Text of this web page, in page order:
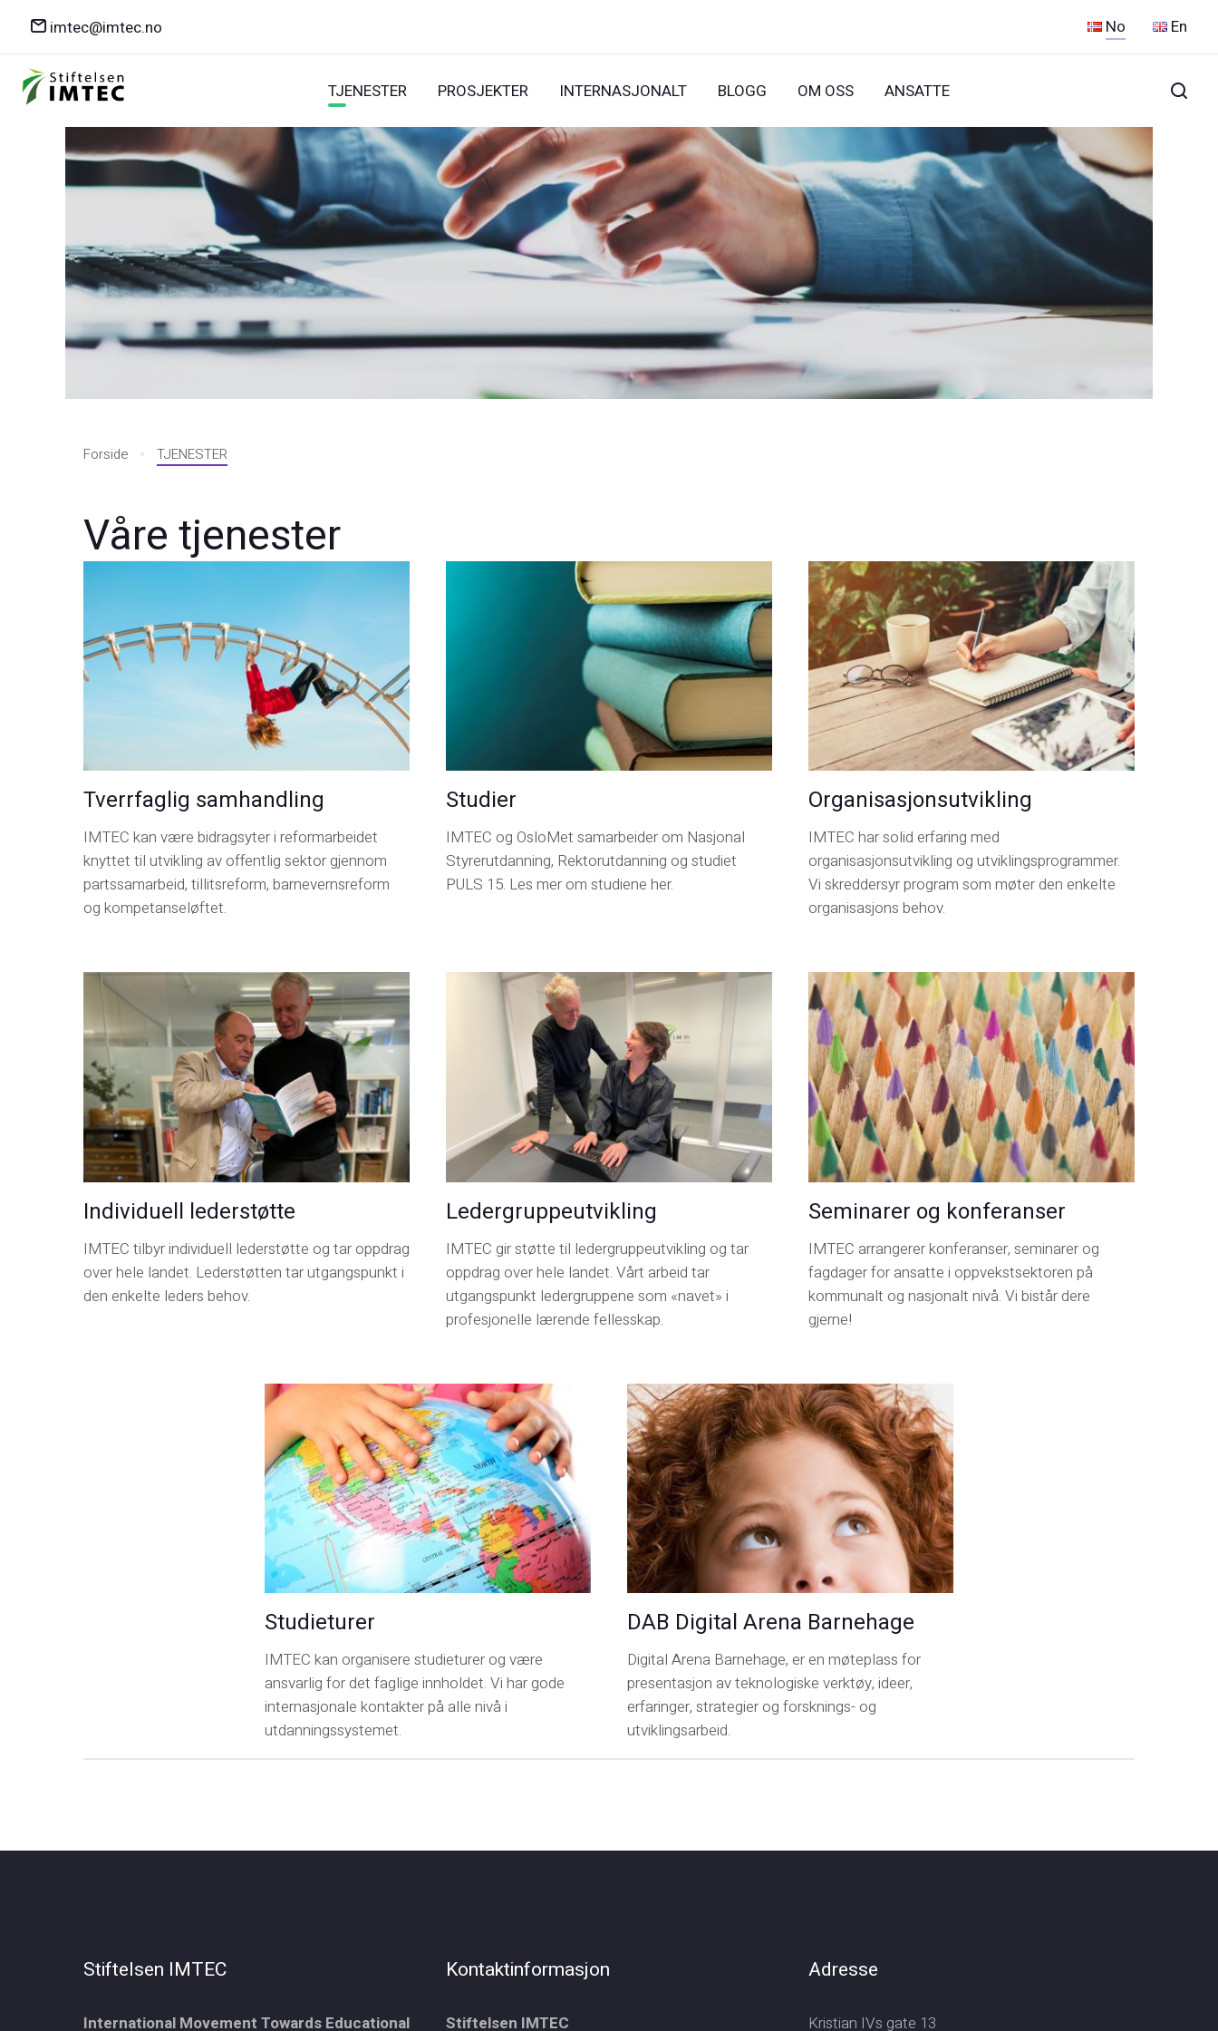
imtec@imtec.no No En
TJENESTER PROSJEKTER INTERNASJONALT BLOGG OM OSS ANSATTE
Forside TJENESTER
Våre tjenester
Tverrfaglig samhandling
IMTEC kan være bidragsyter i reformarbeidet
knyttet til utvikling av offentlig sektor gjennom
partssamarbeid, tillitsreform, barnevernsreform
og kompetanseløftet.
Studier
IMTEC og OsloMet samarbeider om Nasjonal
Styrerutdanning, Rektorutdanning og studiet
PULS 15. Les mer om studiene her.
Organisasjonsutvikling
IMTEC har solid erfaring med
organisasjonsutvikling og utviklingsprogrammer.
Vi skreddersyr program som møter den enkelte
organisasjons behov.
Individuell lederstøtte
IMTEC tilbyr individuell lederstøtte og tar oppdrag
over hele landet. Lederstøtten tar utgangspunkt i
den enkelte leders behov.
Ledergruppeutvikling
IMTEC gir støtte til ledergruppeutvikling og tar
oppdrag over hele landet. Vårt arbeid tar
utgangspunkt ledergruppene som «navet» i
profesjonelle lærende fellesskap.
Seminarer og konferanser
IMTEC arrangerer konferanser, seminarer og
fagdager for ansatte i oppvekstsektoren på
kommunalt og nasjonalt nivå. Vi bistår dere
gjerne!
Studieturer
IMTEC kan organisere studieturer og være
ansvarlig for det faglige innholdet. Vi har gode
internasjonale kontakter på alle nivå i
utdanningssystemet.
DAB Digital Arena Barnehage
Digital Arena Barnehage, er en møteplass for
presentasjon av teknologiske verktøy, ideer,
erfaringer, strategier og forsknings- og
utviklingsarbeid.
Stiftelsen IMTEC
International Movement Towards Educational
Kontaktinformasjon
Stiftelsen IMTEC
Adresse
Kristian IVs gate 13